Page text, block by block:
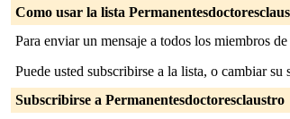
Como usar la lista
Para enviar un mensaje a todos los miembros
Puede usted subscribirse a la lista, o cambiar
Subscribirse a Permanentesdoctoresclaustro